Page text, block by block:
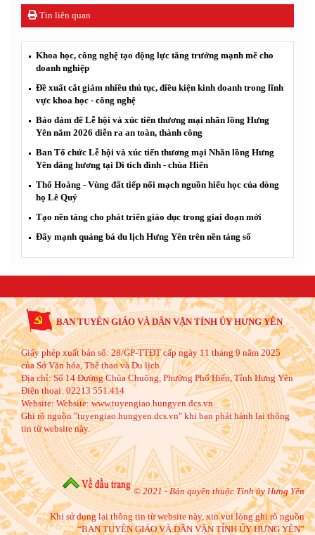
Tin liên quan
Khoa học, công nghệ tạo động lực tăng trưởng mạnh mẽ cho
doanh nghiệp
Đề xuất cắt giảm nhiều thủ tục, điều kiện kinh doanh trong lĩnh
vực khoa học - công nghệ
Bảo đảm để Lễ hội và xúc tiến thương mại nhãn lồng Hưng
Yên năm 2026 diễn ra an toàn, thành công
Ban Tổ chức Lễ hội và xúc tiến thương mại Nhãn lồng Hưng
Yên dâng hương tại Di tích đình - chùa Hiến
Thổ Hoàng - Vùng đất tiếp nối mạch nguồn hiếu học của dòng
họ Lê Quý
Tạo nền tảng cho phát triển giáo dục trong giai đoạn mới
Đẩy mạnh quảng bá du lịch Hưng Yên trên nền tảng số
BAN TUYÊN GIÁO VÀ DÂN VẬN TỈNH ỦY HƯNG YÊN
Giấy phép xuất bản số: 28/GP-TTĐT cấp ngày 11 tháng 9 năm 2025
của Sở Văn hóa, Thể thao và Du lịch
Địa chỉ:Số 14 Đường Chùa Chuông, Phường Phố Hiến, Tỉnh Hưng Yên
Điện thoại:02213 551.414
Website:Website: www.tuyengiao.hungyen.dcs.vn
Ghi rõ nguồn "tuyengiao.hungyen.dcs.vn" khi bạn phát hành lại thông
tin từ website này.
© 2021 - Bản quyền thuộc Tỉnh ủy Hưng Yên
Khi sử dụng lại thông tin từ website này, xin vui lòng ghi rõ nguồn
“BAN TUYÊN GIÁO VÀ DÂN VẬN TỈNH ỦY HƯNG YÊN”